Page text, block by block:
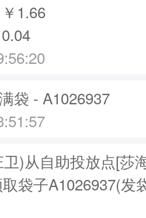
1.66
袋 - A1026937
)从自助投放点[莎
袋子A1026937(发